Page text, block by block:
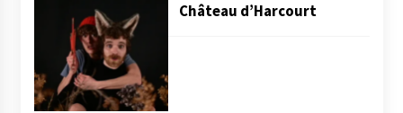
Château d’Harcourt